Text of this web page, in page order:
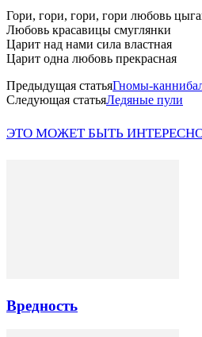
Гори, гори, гори, гори любовь
Любовь красавицы смуглянки
Царит над нами сила властная
Царит одна любовь прекрасная
Предыдущая статьяГномы-
Следующая статьяЛедяные пули
ЭТО МОЖЕТ БЫТЬ
Вредность